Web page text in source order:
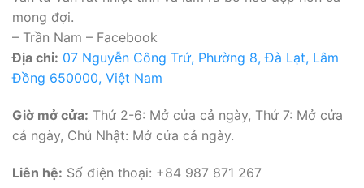
mong đợi.
– Trần Nam – Facebook
Địa chỉ: 07 Nguyễn Công Trứ, Phường 8, Đà Lạt, Lâm
Đồng 650000, Việt Nam
Giờ mở cửa: Thứ 2-6: Mở cửa cả ngày, Thứ 7: Mở cửa
cả ngày, Chủ Nhật: Mở cửa cả ngày.
Liên hệ: Số điện thoại: +84 987 871 267